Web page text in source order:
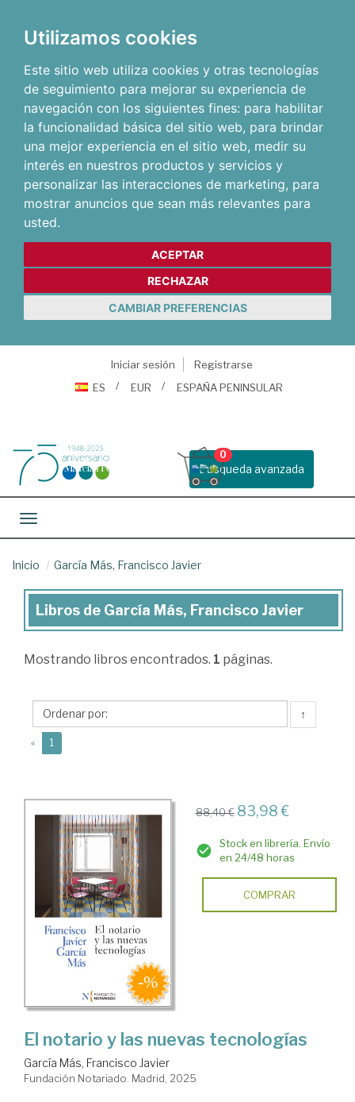
Utilizamos cookies
Este sitio web utiliza cookies y otras tecnologías
de seguimiento para mejorar su experiencia de
navegación con los siguientes fines: para habilitar
la funcionalidad básica del sitio web, para brindar
una mejor experiencia en el sitio web, medir su
interés en nuestros productos y servicios y
personalizar las interacciones de marketing, para
mostrar anuncios que sean más relevantes para
usted.
ACEPTAR
RECHAZAR
CAMBIAR PREFERENCIAS
Iniciar sesión
Registrarse
ES
EUR ESPAÑA PENINSULAR
Busqueda avanzada
0
Toggle navigation
Inicio García Más, Francisco Javier
Libros
García
Francisco
Javier
Libros de García Más, Francisco Javier
Mostrando libros encontrados. 1 páginas.
↑
« 1
88,40 € 83,98 €
Stock en librería. Envío
en 24/48 horas
COMPRAR
El notario y las nuevas tecnologías
García Más, Francisco Javier
Fundación Notariado. Madrid, 2025